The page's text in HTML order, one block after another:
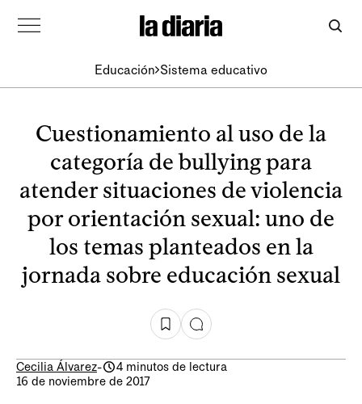
Educación Sistema educativo
Cuestionamiento al uso de la
categoría de bullying para
atender situaciones de violencia
por orientación sexual: uno de
los temas planteados en la
jornada sobre educación sexual
Cecilia Álvarez-
4 minutos de lectura
16 de noviembre de 2017